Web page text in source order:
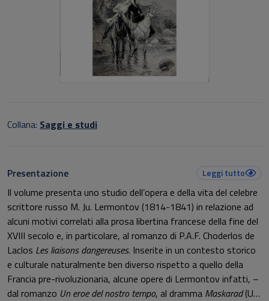
Collana: Saggi e studi
Presentazione Leggi tutto
Il volume presenta uno studio dell’opera e della vita del celebre
scrittore russo M. Ju. Lermontov (1814-1841) in relazione ad
alcuni motivi correlati alla prosa libertina francese della fine del
XVIII secolo e, in particolare, al romanzo di P.A.F. Choderlos de
Laclos Les liaisons dangereuses. Inserite in un contesto storico
e culturale naturalmente ben diverso rispetto a quello della
Francia pre-rivoluzionaria, alcune opere di Lermontov infatti, –
dal romanzo Un eroe del nostro tempo, al dramma Maskarad(Un